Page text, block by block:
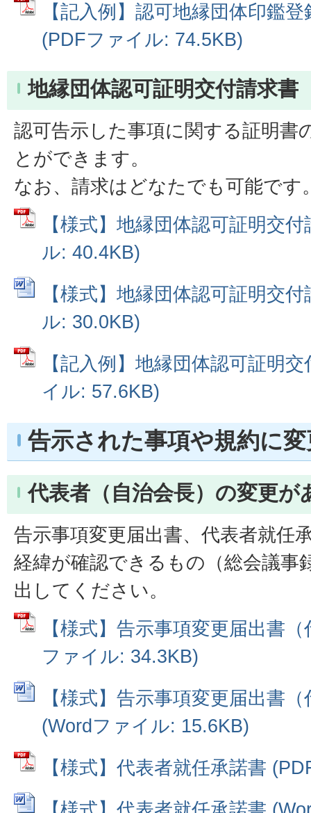
【記入例】認可地縁団体印鑑
(PDFファイル: 74.5KB)
地縁団体認可証明交付請求書
認可告示した事項に関する証明書
とができます。
なお、請求はどなたでも可能です
【様式】地縁団体認可証明交
ル: 40.4KB)
【様式】地縁団体認可証明交
ル: 30.0KB)
【記入例】地縁団体認可証明
イル: 57.6KB)
告示された事項や規約に
代表者（自治会長）の変更が
告示事項変更届出書、代表者就任
経緯が確認できるもの（総会議事
出してください。
【様式】告示事項変更届出書
ファイル: 34.3KB)
【様式】告示事項変更届出書
(Wordファイル: 15.6KB)
【様式】代表者就任承諾書